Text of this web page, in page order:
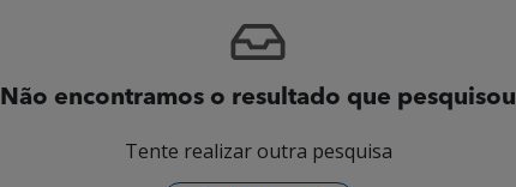
Não encontramos o resultado que pesquisou
Tente realizar outra pesquisa